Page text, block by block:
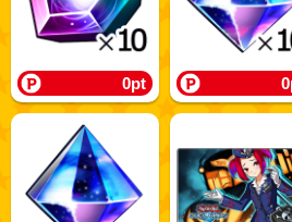
0pt